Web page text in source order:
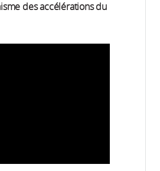
des accélérations du